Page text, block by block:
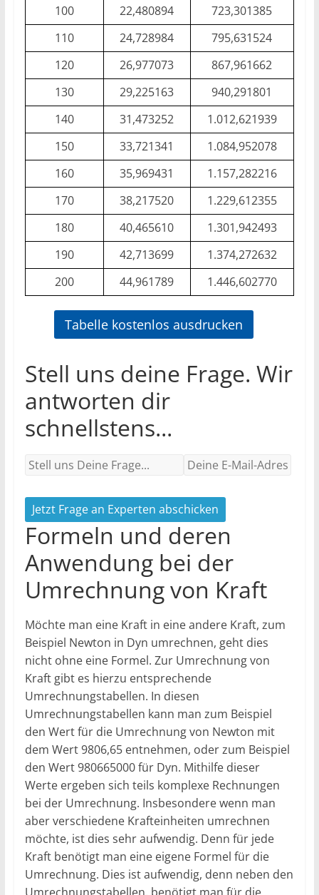
100 22,480894
723,301385
110
24,728984
795,631524
120
26,977073
867,961662
130
29,225163
940,291801
140
31,473252
1.012,621939
150
33,721341
1.084,952078
160
35,969431
1.157,282216
170
38,217520
1.229,612355
180
40,465610
1.301,942493
190
42,713699
1.374,272632
200
44,961789 1.446,602770
Stell uns deine Frage. Wir
antworten dir
schnellstens...
Jetzt Frage an Experten abschicken
Formeln und deren
Anwendung bei der
Umrechnung von Kraft
Möchte man eine Kraft in eine andere Kraft, zum
Beispiel Newton in Dyn umrechnen, geht dies
nicht ohne eine Formel. Zur Umrechnung von
Kraft gibt es hierzu entsprechende
Umrechnungstabellen. In diesen
Umrechnungstabellen kann man zum Beispiel
den Wert für die Umrechnung von Newton mit
dem Wert 9806,65 entnehmen, oder zum Beispiel
den Wert 980665000 für Dyn. Mithilfe dieser
Werte ergeben sich teils komplexe Rechnungen
bei der Umrechnung. Insbesondere wenn man
aber verschiedene Krafteinheiten umrechnen
möchte, ist dies sehr aufwendig. Denn für jede
Kraft benötigt man eine eigene Formel für die
Umrechnung. Dies ist aufwendig, denn neben den
Umrechnungstabellen, benötigt man für die